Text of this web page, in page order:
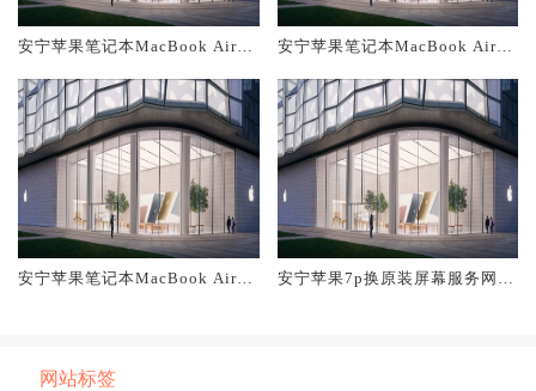
安宁苹果笔记本MacBook Air换
安宁苹果笔记本MacBook Air换
安宁苹果笔记本MacBook Air换
安宁苹果7p换原装屏幕服务网点
网站标签